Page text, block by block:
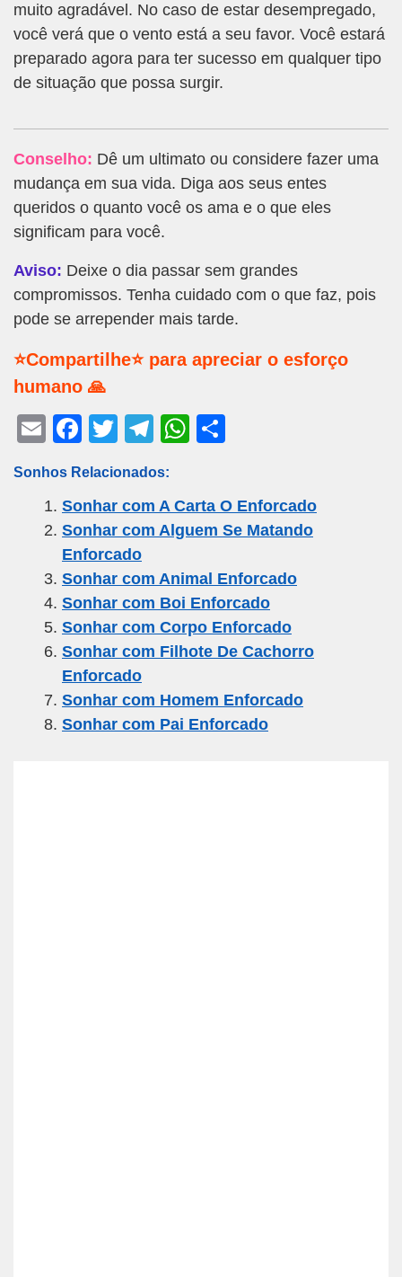
muito agradável. No caso de estar desempregado,
você verá que o vento está a seu favor. Você estará
preparado agora para ter sucesso em qualquer tipo
de situação que possa surgir.
Conselho: Dê um ultimato ou considere fazer uma
mudança em sua vida. Diga aos seus entes
queridos o quanto você os ama e o que eles
significam para você.
Aviso: Deixe o dia passar sem grandes
compromissos. Tenha cuidado com o que faz, pois
pode se arrepender mais tarde.
⭐Compartilhe⭐ para apreciar o esforço
humano 🙏
E
ail
F
c
e
b
o
o
k
T
tt
er
T
e
gr
a
m
W
s
A
p
p
e
Sonhos Relacionados:
Sonhar com A Carta O Enforcado
Sonhar com Alguem Se Matando
Enforcado
Sonhar com Animal Enforcado
Sonhar com Boi Enforcado
Sonhar com Corpo Enforcado
Sonhar com Filhote De Cachorro
Enforcado
Sonhar com Homem Enforcado
Sonhar com Pai Enforcado